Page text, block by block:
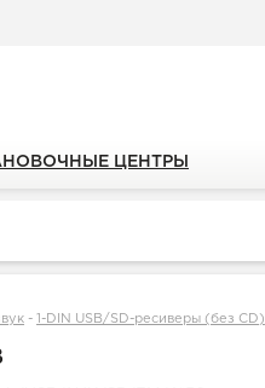
ЦЕНТРЫ
- 1-DIN USB/SD-ресиверы (без CD)